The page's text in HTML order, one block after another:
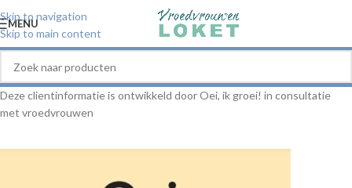
Skip to navigation
Skip to main content
MENU
Deze clientinformatie is ontwikkeld door Oei, ik groei! in consultatie
met vroedvrouwen